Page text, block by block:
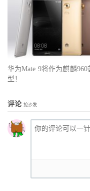
华为Mate 9将作为麒麟960
型！
评论 抢沙发